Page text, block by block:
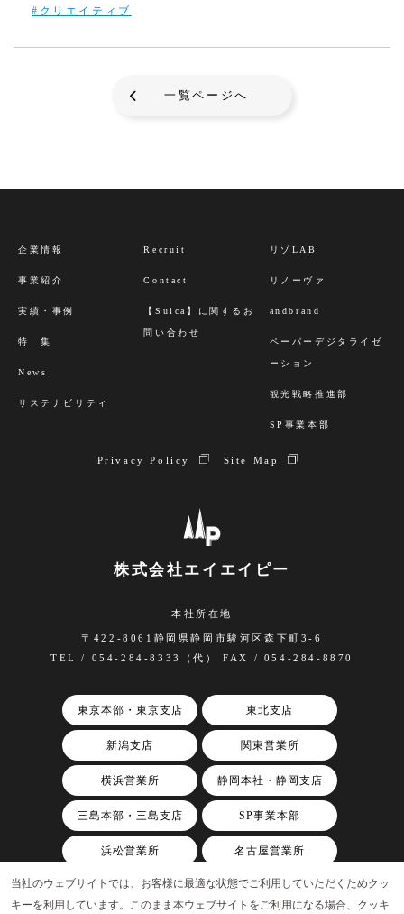
#クリエイティブ
一覧ページへ
株式会社エイエイピー
本社所在地
〒422-8061静岡県静岡市駿河区森下町3-6
TEL / 054-284-8333（代） FAX / 054-284-8870
東京本部・東京支店 東北支店
新潟支店 関東営業所
横浜営業所 静岡本社・静岡支店
三島本部・三島支店 SP事業本部
浜松営業所 名古屋営業所
関西支店
企業情報
事業紹介
実績・事例
特 集
News
サステナビリティ
Recruit
Contact
【Suica】に関するお
問い合わせ
リゾLAB
リノーヴァ
andbrand
ペーパーデジタライゼ
ーション
観光戦略推進部
SP事業本部
Privacy Policy Site Map
当社のウェブサイトでは、お客様に最適な状態でご利用していただくためクッ
キーを利用しています。このまま本ウェブサイトをご利用になる場合、クッキ